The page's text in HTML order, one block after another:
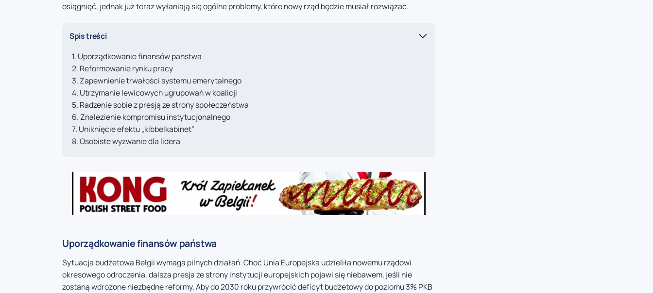
osiągnięć, jednak już teraz wyłaniają się ogólne problemy, które nowy rząd będzie musiał rozwiązać.
Spis treści
Uporządkowanie finansów państwa
Reformowanie rynku pracy
Zapewnienie trwałości systemu emerytalnego
Utrzymanie lewicowych ugrupowań w koalicji
Radzenie sobie z presją ze strony społeczeństwa
Znalezienie kompromisu instytucjonalnego
Uniknięcie efektu „kibbelkabinet”
Osobiste wyzwanie dla lidera
Uporządkowanie finansów państwa
Sytuacja budżetowa Belgii wymaga pilnych działań. Choć Unia Europejska udzieliła nowemu rządowi
okresowego odroczenia, dalsza presja ze strony instytucji europejskich pojawi się niebawem, jeśli nie
zostaną wdrożone niezbędne reformy. Aby do 2030 roku przywrócić deficyt budżetowy do poziomu 3% PKB